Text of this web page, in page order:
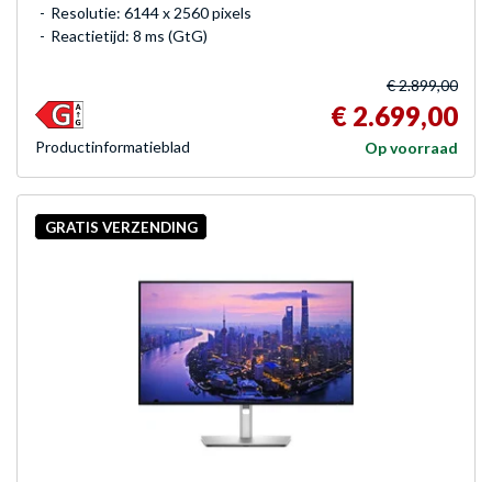
Resolutie: 6144 x 2560 pixels
Reactietijd: 8 ms (GtG)
€ 2.899,00
€ 2.699,00
Op voorraad
Product­informatieblad
GRATIS VERZENDING